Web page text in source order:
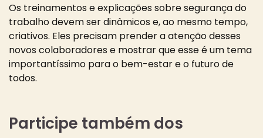
Os treinamentos e explicações sobre segurança do
trabalho devem ser dinâmicos e, ao mesmo tempo,
criativos. Eles precisam prender a atenção desses
novos colaboradores e mostrar que esse é um tema
importantíssimo para o bem-estar e o futuro de
todos.
Participe também dos